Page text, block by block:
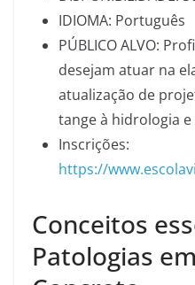
IDIOMA: Português
PÚBLICO ALVO:
desejam atuar na
atualização de
tange à hidrologia
Inscrições:
https://
Conceitos
Patologias